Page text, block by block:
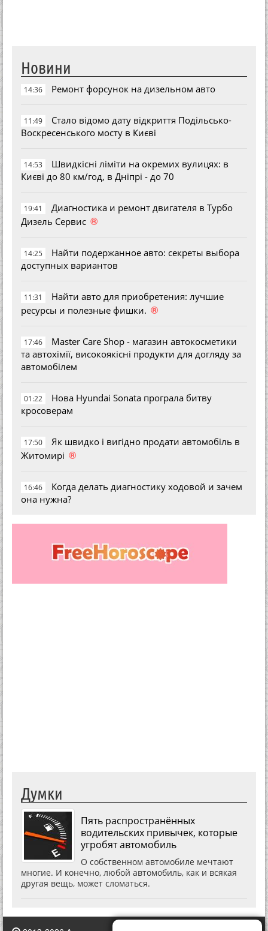
Новини
14:36 Ремонт форсунок на дизельном авто
11:49
Стало відомо дату відкриття Подільсько-
Воскресенського мосту в Києві
14:53
Швидкісні ліміти на окремих вулицях: в
Києві до 80 км/год, в Дніпрі - до 70
19:41
Диагностика и ремонт двигателя в Турбо
Дизель Сервис ®
14:25
Найти подержанное авто: секреты выбора
доступных вариантов
11:31
Найти авто для приобретения: лучшие
ресурсы и полезные фишки. ®
17:46
Master Care Shop - магазин автокосметики
та автохімії, високоякісні продукти для догляду за
автомобілем
01:22
Нова Hyundai Sonata програла битву
кросоверам
17:50
Як швидко і вигідно продати автомобіль в
Житомирі ®
16:46
Когда делать диагностику ходовой и зачем
она нужна?
Думки
Пять распространённых
водительских привычек, которые
угробят автомобиль
О собственном автомобиле мечтают
многие. И конечно, любой автомобиль, как и всякая
другая вещь, может сломаться.